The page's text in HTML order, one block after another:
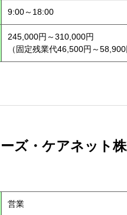
9:00～18:00
245,000円～310,000円
（固定残業代46,500円～58,900
ズ・ケアネット
営業